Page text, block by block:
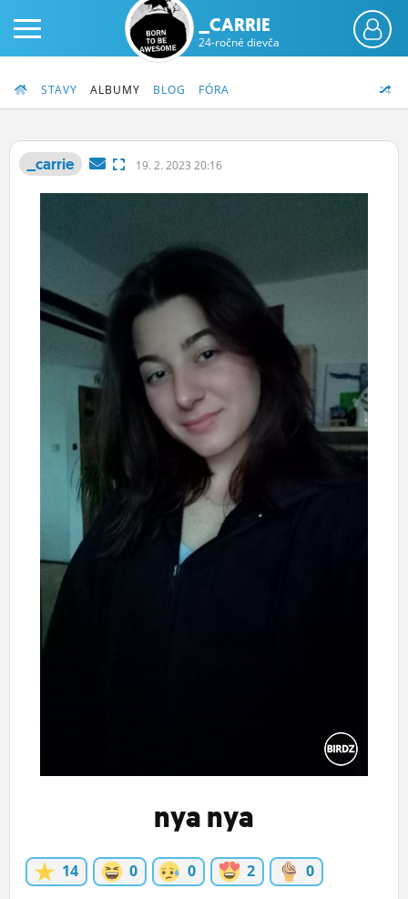
PRIHLÁS SA
FÓRUM
STATUSY
BLOGY
OBRÁZKY
MÔJ PROFIL
NASTAVENIA
_CARRIE
24-ročné dievča
STAVY ALBUMY BLOG FÓRA
_carrie 19. 2. 2023 20:16
nya nya
14 0 0 2 0